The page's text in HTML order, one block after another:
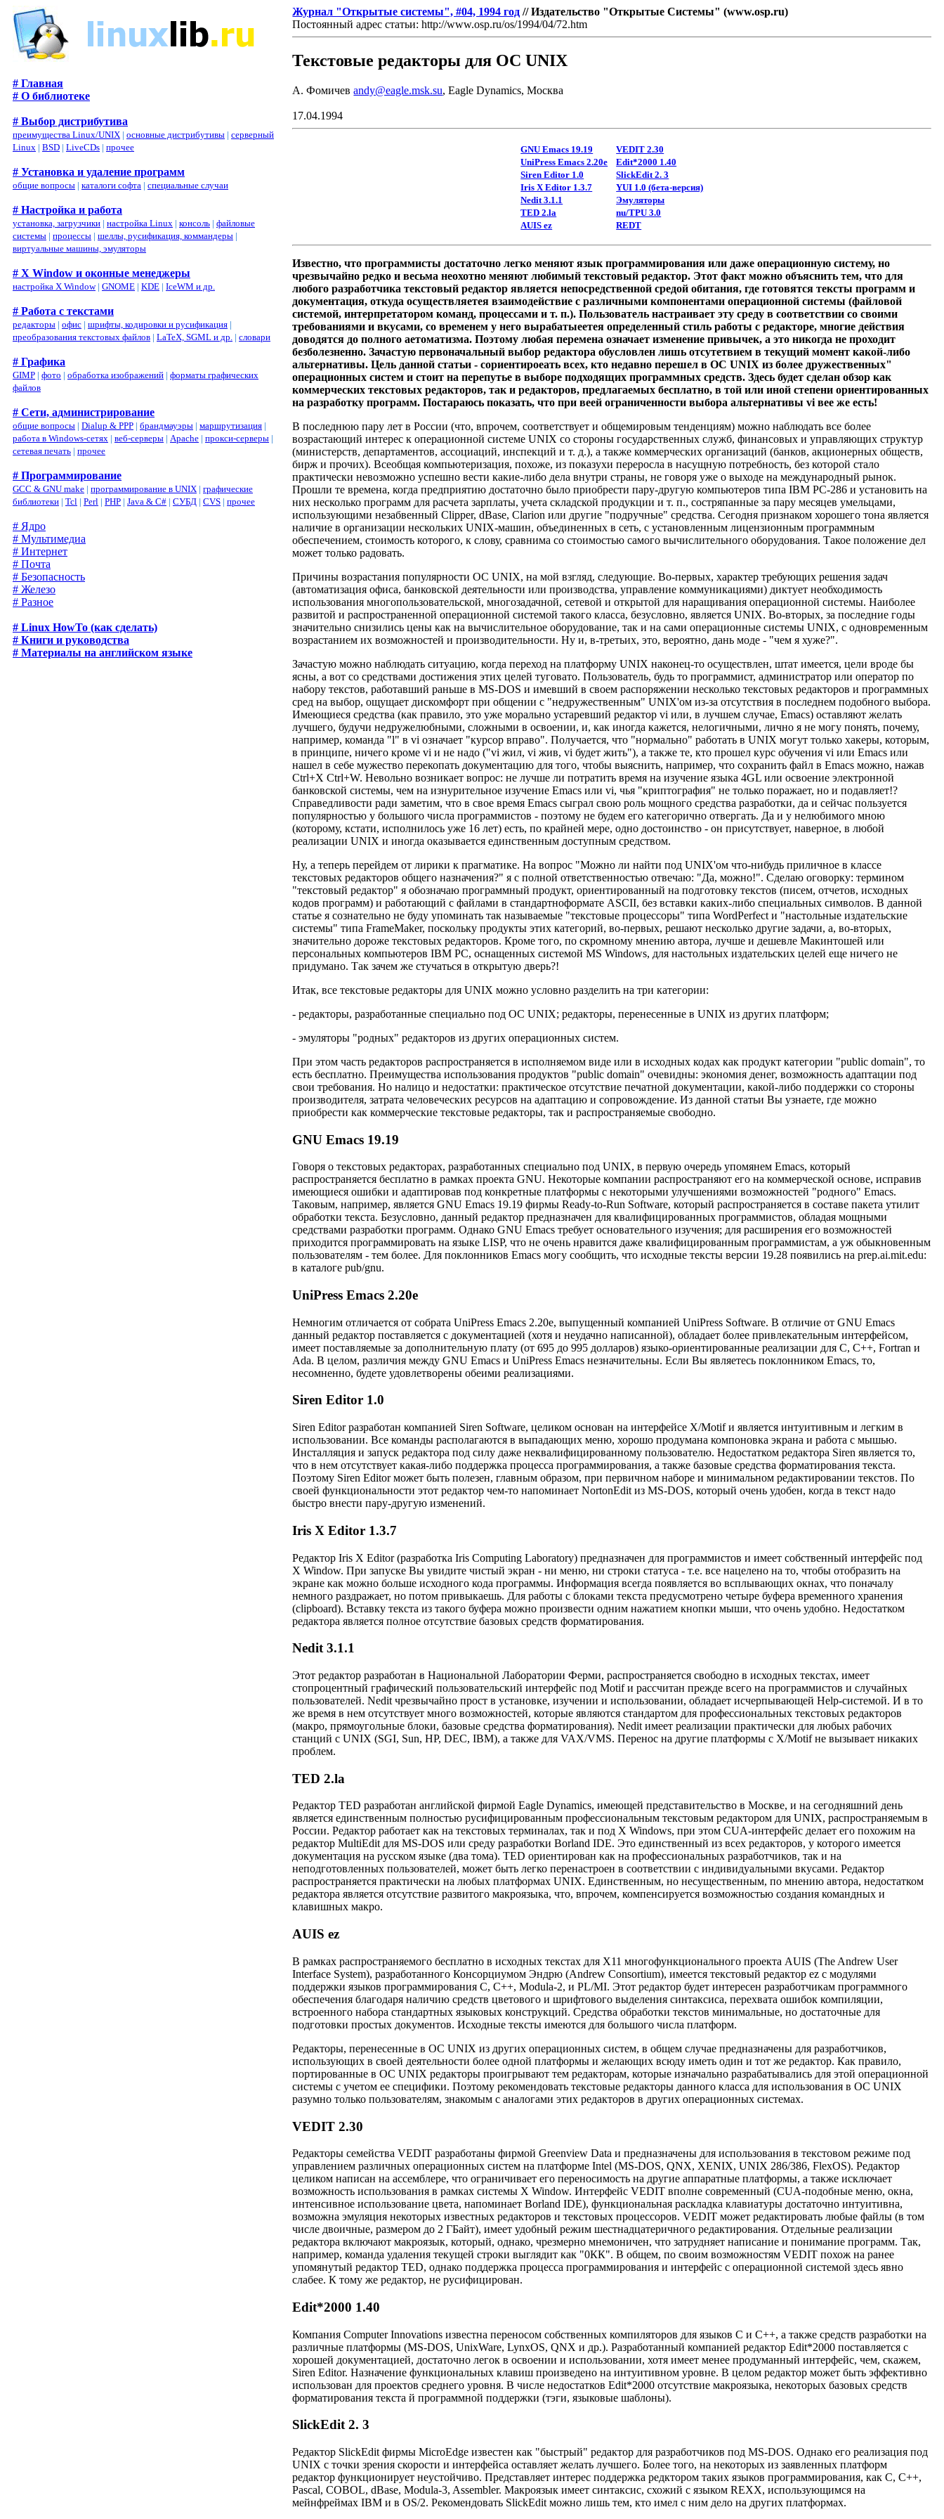
# Главная
# О библиотеке
# Выбор дистрибутива
преимущества Linux/UNIX | основные дистрибутивы | серверный
Linux | BSD | LiveCDs | прочее
# Установка и удаление программ
общие вопросы | каталоги софта | специальные случаи
# Настройка и работа
установка, загрузчики | настройка Linux | консоль | файловые
системы | процессы | шеллы, русификация, коммандеры |
виртуальные машины, эмуляторы
# X Window и оконные менеджеры
настройка X Window| GNOME | KDE | IceWM и др.
# Работа с текстами
редакторы | офис | шрифты, кодировки и русификация |
преобразования текстовых файлов | LaTeX, SGML и др. | словари
# Графика
GIMP | фото | обработка изображений | форматы графических
файлов
# Сети, администрирование
общие вопросы | Dialup & PPP | брандмауэры | маршрутизация |
работа в Windows-сетях | веб-серверы | Apache | прокси-серверы |
сетевая печать | прочее
# Программирование
GCC & GNU make | программирование в UNIX | графические
библиотеки | Tcl | Perl | PHP | Java & C# | СУБД | CVS | прочее
# Ядро
# Мультимедиа
# Интернет
# Почта
# Безопасность
# Железо
# Разное
# Linux HowTo (как сделать)
# Книги и руководства
# Материалы на английском языке
Журнал "Открытые системы", #04, 1994 год // Издательство "Открытые Системы" (www.osp.ru)
Постоянный адрес статьи:http://www.osp.ru/os/1994/04/72.htm
Текстовые редакторы для ОС UNIX
А. Фомичевandy@eagle.msk.su, Eagle Dynamics, Москва
17.04.1994
GNU Emacs 19.19
UniPress Emacs 2.20e
Siren Editor 1.0
Iris Х Editor 1.3.7
Nedit 3.1.1
TED 2.la
AUIS ez
VEDIT 2.30
Edit*2000 1.40
SlickEdit 2. 3
YUI 1.0 (бета-версия)
Эмуляторы
nu/TPU 3.0
REDT
Известно, что программисты достаточно легко меняют язык программирования или даже операционную систему, но
чрезвычайно редко и весьма неохотно меняют любимый текстовый редактор. Этот факт можно объяснить тем, что для
любого разработчика текстовый редактор является непосредственной средой обитания, где готовятся тексты программ и
документация, откуда осуществляетея взаимодействие с различными компонентами операционной системы (файловой
системой, интерпретатором команд, процессами и т. п.). Пользователь настраивает эту среду в соответствии со своими
требованиями и вкусами, со временем у него вырабатыеетея определенный стиль работы с редакторе, многие действия
доводятся до полного аетоматизма. Поэтому любая перемена означает изменение привычек, а это никогда не проходит
безболезненно. Зачастую первоначальный выбор редактора обусловлен лишь отсутетвием в текущий момент какой-либо
альтернативы. Цель данной статьи - сориентироеать всех, кто недавно перешел в ОС UNIX из более дружественных"
операционных систем и стоит на перепутье в выборе подходящих программных средств. Здесь будет сделан обзор как
коммерческих текстовых редакторов, так и редакторов, предлагаемых бесплатно, в той или иной степени ориентированных
на разработку программ. Постараюсь показать, что при веей ограниченности выбора альтернативы vi вее же есть!
В последнюю пару лет в России (что, впрочем, соответствует и общемировым тенденциям) можно наблюдать все более
возрастающий интерес к операционной системе UNIX со стороны государственных служб, финансовых и управляющих структур
(министерств, департаментов, ассоциаций, инспекций и т. д.), а также коммерческих организаций (банков, акционерных обществ,
бирж и прочих). Всеобщая компьютеризация, похоже, из показухи переросла в насущную потребность, без которой стало
практически невозможно успешно вести какие-либо дела внутри страны, не говоря уже о выходе на международный рынок.
Прошли те времена, когда предприятию достаточно было приобрести пару-другую компьютеров типа IBM РС-286 и установить на
них несколько программ для расчета зарплаты, учета складской продукции и т. п., состряпанные за пару месяцев умельцами,
использующими незабвенный Clipper, dBase, Clarion или другие "подручные" средства. Сегодня признаком хорошего тона является
наличие в организации нескольких UNIX-машин, объединенных в сеть, с установленным лицензионным программным
обеспечением, стоимость которого, к слову, сравнима со стоимостью самого вычислительного оборудования. Такое положение дел
может только радовать.
Причины возрастания популярности ОС UNIX, на мой взгляд, следующие. Во-первых, характер требующих решения задач
(автоматизация офиса, банковской деятельности или производства, управление коммуникациями) диктует необходимость
использования многопользовательской, многозадачной, сетевой и открытой для наращивания операционной системы. Наиболее
развитой и распространенной операционной системой такого класса, безусловно, является UNIX. Во-вторых, за последние годы
значительно снизились цены как на вычислительное оборудование, так и на сами операционные системы UNIX, с одновременным
возрастанием их возможностей и производительности. Ну и, в-третьих, это, вероятно, дань моде - "чем я хуже?".
Зачастую можно наблюдать ситуацию, когда переход на платформу UNIX наконец-то осуществлен, штат имеется, цели вроде бы
ясны, а вот со средствами достижения этих целей туговато. Пользователь, будь то программист, администратор или оператор по
набору текстов, работавший раньше в MS-DOS и имевший в своем распоряжении несколько текстовых редакторов и программных
сред на выбор, ощущает дискомфорт при общении с "недружественным" UNIX'ом из-за отсутствия в последнем подобного выбора.
Имеющиеся средства (как правило, это уже морально устаревший редактор vi или, в лучшем случае, Emacs) оставляют желать
лучшего, будучи недружелюбными, сложными в освоении, и, как иногда кажется, нелогичными, лично я не могу понять, почему,
например, команда "l" в vi означает "курсор вправо". Получается, что "нормально" работать в UNIX могут только хакеры, которым,
в принципе, ничего кроме vi и не надо ("vi жил, vi жив, vi будет жить"), а также те, кто прошел курс обучения vi или Emacs или
нашел в себе мужество перекопать документацию для того, чтобы выяснить, например, что сохранить файл в Emacs можно, нажав
Ctrl+X Ctrl+W. Невольно возникает вопрос: не лучше ли потратить время на изучение языка 4GL или освоение электронной
банковской системы, чем на изнурительное изучение Emacs или vi, чья "криптография" не только поражает, но и подавляет!?
Справедливости ради заметим, что в свое время Emacs сыграл свою роль мощного средства разработки, да и сейчас пользуется
популярностью у большого числа программистов - поэтому не будем его категорично отвергать. Да и у нелюбимого мною
(которому, кстати, исполнилось уже 16 лет) есть, по крайней мере, одно достоинство - он присутствует, наверное, в любой
реализации UNIX и иногда оказывается единственным доступным средством.
Ну, а теперь перейдем от лирики к прагматике. На вопрос "Можно ли найти под UNIX'ом что-нибудь приличное в классе
текстовых редакторов общего назначения?" я с полной ответственностью отвечаю: "Да, можно!". Сделаю оговорку: термином
"текстовый редактор" я обозначаю программный продукт, ориентированный на подготовку текстов (писем, отчетов, исходных
кодов программ) и работающий с файлами в стандартноформате ASCII, без вставки каких-либо специальных символов. В данной
статье я сознательно не буду упоминать так называемые "текстовые процессоры" типа WordPerfect и "настольные издательские
системы" типа FrameMaker, поскольку продукты этих категорий, во-первых, решают несколько другие задачи, а, во-вторых,
значительно дороже текстовых редакторов. Кроме того, по скромному мнению автора, лучше и дешевле Макинтошей или
персональных компьютеров IBM РС, оснащенных системой MS Windows, для настольных издательских целей еще ничего не
придумано. Так зачем же стучаться в открытую дверь?!
Итак, все текстовые редакторы для UNIX можно условно разделить на три категории:
- редакторы, разработанные специально под ОС UNIX; редакторы, перенесенные в UNIX из других платформ;
- эмуляторы "родных" редакторов из других операционных систем.
При этом часть редакторов распространяется в исполняемом виде или в исходных кодах как продукт категории "public domain", то
есть бесплатно. Преимущества использования продуктов "public domain" очевидны: экономия денег, возможность адаптации под
свои требования. Но налицо и недостатки: практическое отсутствие печатной документации, какой-либо поддержки со стороны
производителя, затрата человеческих ресурсов на адаптацию и сопровождение. Из данной статьи Вы узнаете, где можно
приобрести как коммерческие текстовые редакторы, так и распространяемые свободно.
GNU Emacs 19.19
Говоря о текстовых редакторах, разработанных специально под UNIX, в первую очередь упомянем Emacs, который
распространяется бесплатно в рамках проекта GNU. Некоторые компании распространяют его на коммерческой основе, исправив
имеющиеся ошибки и адаптировав под конкретные платформы с некоторыми улучшениями возможностей "родного" Emacs.
Таковым, например, является GNU Emacs 19.19 фирмы Ready-to-Run Software, который распространяется в составе пакета утилит
обработки текста. Безусловно, данный редактор предназначен для квалифицированных программистов, обладая мощными
средствами разработки программ. Однако GNU Emacs требует основательного изучения; для расширения его возможностей
приходится программировать на языке LISP, что не очень нравится даже квалифицированным программистам, а уж обыкновенным
пользователям - тем более. Для поклонников Emacs могу сообщить, что исходные тексты версии 19.28 появились на prep.ai.mit.edu:
в каталоге pub/gnu.
UniPress Emacs 2.20e
Немногим отличается от собрата UniPress Emacs 2.20e, выпущенный компанией UniPress Software. В отличие от GNU Emacs
данный редактор поставляется с документацией (хотя и неудачно написанной), обладает более привлекательным интерфейсом,
имеет поставляемые за дополнительную плату (от 695 до 995 долларов) языко-ориентированные реализации для С, С++, Fortran и
Ada. В целом, различия между GNU Emacs и UniPress Emacs незначительны. Если Вы являетесь поклонником Emacs, то,
несомненно, будете удовлетворены обеими реализациями.
Siren Editor 1.0
Siren Editor разработан компанией Siren Software, целиком основан на интерфейсе X/Motif и является интуитивным и легким в
использовании. Все команды располагаются в выпадающих меню, хорошо продумана компоновка экрана и работа с мышью.
Инсталляция и запуск редактора под силу даже неквалифицированному пользователю. Недостатком редактора Siren является то,
что в нем отсутствует какая-либо поддержка процесса программирования, а также базовые средства форматирования текста.
Поэтому Siren Editor может быть полезен, главным образом, при первичном наборе и минимальном редактировании текстов. По
своей функциональности этот редактор чем-то напоминает NortonEdit из MS-DOS, который очень удобен, когда в текст надо
быстро внести пару-другую изменений.
Iris Х Editor 1.3.7
Редактор Iris Х Editor (разработка Iris Computing Laboratory) предназначен для программистов и имеет собственный интерфейс под
Х Window. При запуске Вы увидите чистый экран - ни меню, ни строки статуса - т.е. все нацелено на то, чтобы отобразить на
экране как можно больше исходного кода программы. Информация всегда появляется во всплывающих окнах, что поначалу
немного раздражает, но потом привыкаешь. Для работы с блоками текста предусмотрено четыре буфера временного хранения
(clipboard). Вставку текста из такого буфера можно произвести одним нажатием кнопки мыши, что очень удобно. Недостатком
редактора является полное отсутствие базовых средств форматирования.
Nedit 3.1.1
Этот редактор разработан в Национальной Лаборатории Ферми, распространяется свободно в исходных текстах, имеет
стопроцентный графический пользовательский интерфейс под Motif и рассчитан прежде всего на программистов и случайных
пользователей. Nedit чрезвычайно прост в установке, изучении и использовании, обладает исчерпывающей Help-системой. И в то
же время в нем отсутствует много возможностей, которые являются стандартом для профессиональных текстовых редакторов
(макро, прямоугольные блоки, базовые средства форматирования). Nedit имеет реализации практически для любых рабочих
станций с UNIX (SGI, Sun, HP, DEC, IBM), а также для VAX/VMS. Перенос на другие платформы с X/Motif не вызывает никаких
проблем.
TED 2.la
Редактор TED разработан английской фирмой Eagle Dynamics, имеющей представительство в Москве, и на сегодняшний день
является единственным полностью русифицированным профессиональным текстовым редактором для UNIX, распространяемым в
России. Редактор работает как на текстовых терминалах, так и под Х Windows, при этом CUA-интерфейс делает его похожим на
редактор MultiEdit для MS-DOS или среду разработки Borland IDE. Это единственный из всех редакторов, у которого имеется
документация на русском языке (два тома). TED ориентирован как на профессиональных разработчиков, так и на
неподготовленных пользователей, может быть легко перенастроен в соответствии с индивидуальными вкусами. Редактор
распространяется практически на любых платформах UNIX. Единственным, но несущественным, по мнению автора, недостатком
редактора является отсутствие развитого макроязыка, что, впрочем, компенсируется возможностью создания командных и
клавишных макро.
AUIS ez
В рамках распространяемого бесплатно в исходных текстах для Х11 многофункционального проекта AUIS (The Andrew User
Interface System), разработанного Консорциумом Эндрю (Andrew Consortium), имеется текстовый редактор ez с модулями
поддержки языков программирования С, С++, Modula-2, и PL/MI. Этот редактор будет интересен разработчикам программного
обеспечения благодаря наличию средств цветового и шрифтового выделения синтаксиса, перехвата ошибок компиляции,
встроенного набора стандартных языковых конструкций. Средства обработки текстов минимальные, но достаточные для
подготовки простых документов. Исходные тексты имеются для большого числа платформ.
Редакторы, перенесенные в ОС UNIX из других операционных систем, в общем случае предназначены для разработчиков,
использующих в своей деятельности более одной платформы и желающих всюду иметь один и тот же редактор. Как правило,
портированные в ОС UNIX редакторы проигрывают тем редакторам, которые изначально разрабатывались для этой операционной
системы с учетом ее специфики. Поэтому рекомендовать текстовые редакторы данного класса для использования в ОС UNIX
разумно только пользователям, знакомым с аналогами этих редакторов в других операционных системах.
VEDIT 2.30
Редакторы семейства VEDIT разработаны фирмой Greenview Data и предназначены для использования в текстовом режиме под
управлением различных операционных систем на платформе Intel (MS-DOS, QNX, XENIX, UNIX 286/386, FlexOS). Редактор
целиком написан на ассемблере, что ограничивает его переносимость на другие аппаратные платформы, а также исключает
возможность использования в рамках системы Х Window. Интерфейс VEDIT вполне современный (CUA-подобные меню, окна,
интенсивное использование цвета, напоминает Borland IDE), функциональная раскладка клавиатуры достаточно интуитивна,
возможна эмуляция некоторых известных редакторов и текстовых процессоров. VEDIT может редактировать любые файлы (в том
числе двоичные, размером до 2 ГБайт), имеет удобный режим шестнадцатеричного редактирования. Отдельные реализации
редактора включают макроязык, который, однако, чрезмерно мнемоничен, что затрудняет написание и понимание программ. Так,
например, команда удаления текущей строки выглядит как "0КК". В общем, по своим возможностям VEDIT похож на ранее
упомянутый редактор TED, однако поддержка процесса программирования и интерфейс с операционной системой здесь явно
слабее. К тому же редактор, не русифицирован.
Edit*2000 1.40
Компания Computer Innovations известна переносом собственных компиляторов для языков С и С++, а также средств разработки на
различные платформы (MS-DOS, UnixWare, LynxOS, QNX и др.). Разработанный компанией редактор Edit*2000 поставляется с
хорошей документацией, достаточно легок в освоении и использовании, хотя имеет менее продуманный интерфейс, чем, скажем,
Siren Editor. Назначение функциональных клавиш произведено на интуитивном уровне. В целом редактор может быть эффективно
использован для проектов среднего уровня. В числе недостатков Edit*2000 отсутствие макроязыка, некоторых базовых средств
форматирования текста й программной поддержки (тэги, языковые шаблоны).
SlickEdit 2. 3
Редактор SlickEdit фирмы MicroEdge известен как "быстрый" редактор для разработчиков под MS-DOS. Однако его реализация под
UNIX с точки зрения скорости и интерфейса оставляет желать лучшего. Более того, на некоторых из заявленных платформ
редактор функционирует неустойчиво. Представляет интерес поддержка редктором таких языков программирования, как С, С++,
Pascal, COBOL, dBase, Modula-3, Assembler. Макроязык имеет синтаксис, схожий с языком REXX, использующимся на
мейнфреймах IBM и в OS/2. Рекомендовать SlickEdit можно лишь тем, кто имел с ним дело на других платформах.